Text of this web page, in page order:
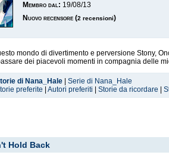
Membro dal: 19/08/13
Nuovo recensore (2 recensioni)
mondo di divertimento e perversione Stony,
dei piacevoli momenti in compagnia delle
di Nana_Hale |Serie di Nana_Hale
preferite |Autori preferiti |Storie da ricordare |
Hold Back